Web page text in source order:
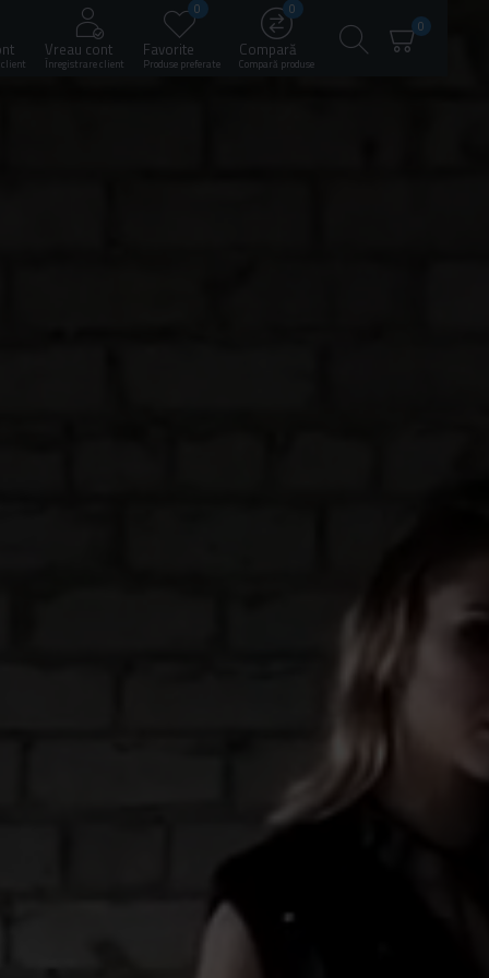
Vreau cont
Înregistrare client
Favorite
Produse preferate
0
Compară
Compară produse
0
0